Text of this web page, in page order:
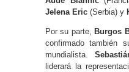
Jelena Eric (Serbia) y
Por su parte, Burgos
confirmado también
mundialista.
liderará la